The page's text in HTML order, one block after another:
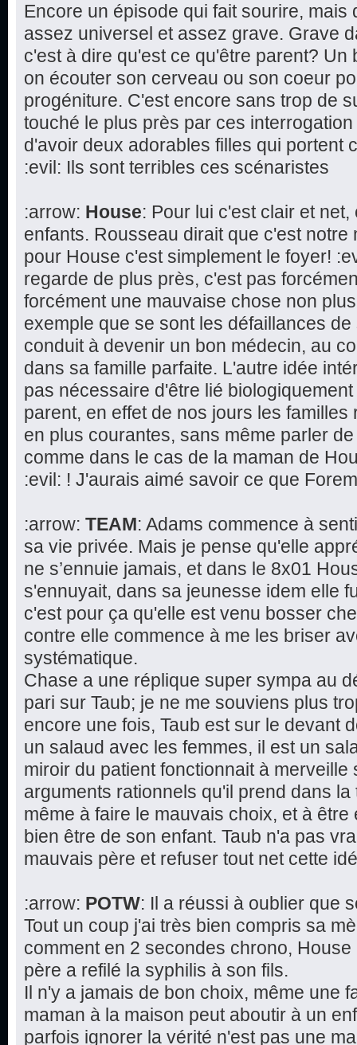
Encore un épisode qui fait sourire, mais
assez universel et assez grave. Grave
c'est à dire qu'est ce qu'être parent? Un
on écouter son cerveau ou son coeur
progéniture. C'est encore sans trop de
touché le plus près par ces
d'avoir deux adorables filles qui portent
:evil: Ils sont terribles ces scénaristes
:arrow: House: Pour lui c'est clair et
enfants. Rousseau dirait que c'est notre
pour House c'est simplement le foyer!
regarde de plus près, c'est pas
forcément une mauvaise chose non
exemple que se sont les défaillances
conduit à devenir un bon médecin, au
dans sa famille parfaite. L'autre idée
pas nécessaire d'être lié
parent, en effet de nos jours les
en plus courantes, sans même parler
comme dans le cas de la maman de
:evil: ! J'aurais aimé savoir ce que
:arrow: TEAM: Adams commence à
sa vie privée. Mais je pense qu'elle
ne s’ennuie jamais, et dans le 8x01
s'ennuyait, dans sa jeunesse idem elle
c'est pour ça qu'elle est venu bosser
contre elle commence à me les briser
systématique.
Chase a une réplique super sympa au
pari sur Taub; je ne me souviens plus
encore une fois, Taub est sur le devant
un salaud avec les femmes, il est un
miroir du patient fonctionnait à
arguments rationnels qu'il prend dans
même à faire le mauvais choix, et à
bien être de son enfant. Taub n'a pas
mauvais père et refuser tout net cette
:arrow: POTW: Il a réussi à oublier que
Tout un coup j'ai très bien compris sa
comment en 2 secondes chrono,
père a refilé la syphilis à son fils.
Il n'y a jamais de bon choix, même une
maman à la maison peut aboutir à un
parfois ignorer la vérité n'est pas une